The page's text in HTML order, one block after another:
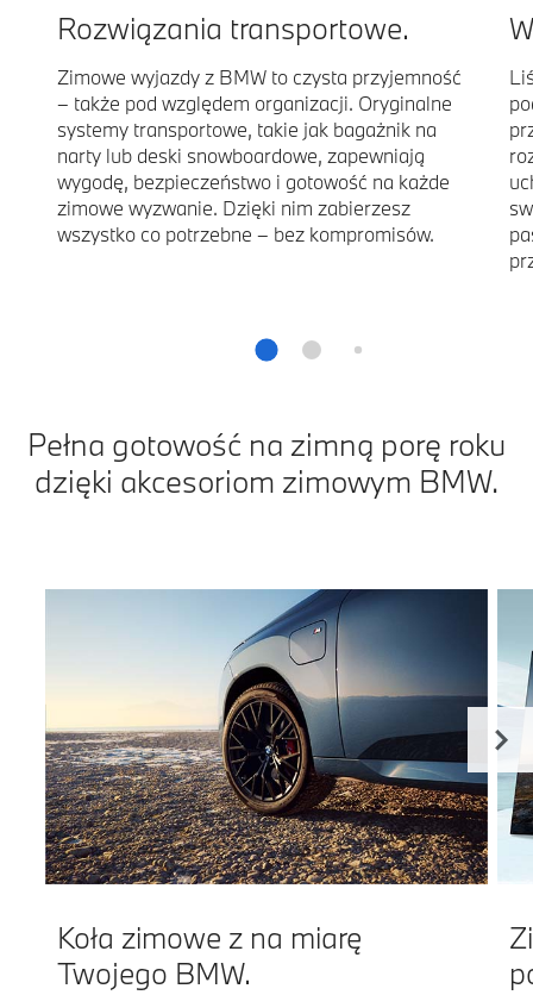
Rozwiązania transportowe.
Zimowe wyjazdy z BMW to czysta przyjemność
– także pod względem organizacji. Oryginalne
systemy transportowe, takie jak bagażnik na
narty lub deski snowboardowe, zapewniają
wygodę, bezpieczeństwo i gotowość na każde
zimowe wyzwanie. Dzięki nim zabierzesz
wszystko co potrzebne – bez kompromisów.
Pełna gotowość na zimną porę roku
dzięki akcesoriom zimowym BMW.
Koła zimowe z na miarę
Twojego BMW.